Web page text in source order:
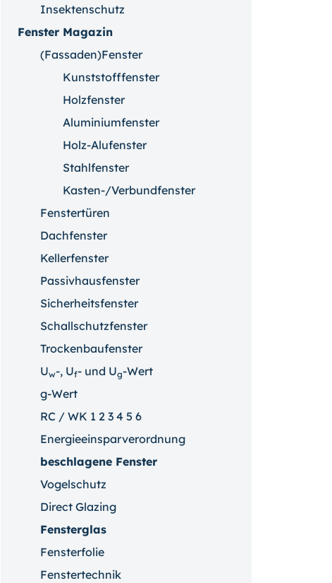
Insektenschutz
Fenster Magazin
(Fassaden)Fenster
Kunststofffenster
Holzfenster
Aluminiumfenster
Holz-Alufenster
Stahlfenster
Kasten-/Verbundfenster
Fenstertüren
Dachfenster
Kellerfenster
Passivhausfenster
Sicherheitsfenster
Schallschutzfenster
Trockenbaufenster
Uw-, Uf- und Ug-Wert
g-Wert
RC / WK 1 2 3 4 5 6
Energieeinsparverordnung
beschlagene Fenster
Vogelschutz
Direct Glazing
Fensterglas
Fensterfolie
Fenstertechnik